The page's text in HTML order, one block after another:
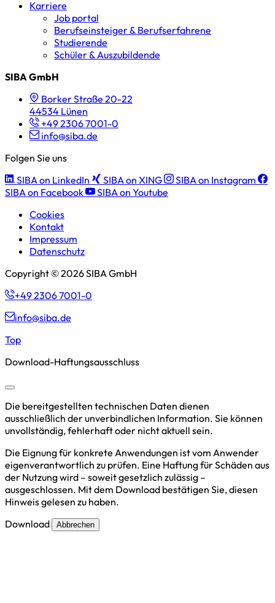
Karriere
Job portal
Berufseinsteiger & Berufserfahrene
Studierende
Schüler & Auszubildende
SIBA GmbH
Borker Straße 20-22
44534 Lünen
+49 2306 7001-0
info@siba.de
Folgen Sie uns
SIBA on LinkedIn
SIBA on XING
SIBA on Instagram
SIBA on Facebook
SIBA on Youtube
Cookies
Kontakt
Impressum
Datenschutz
Copyright © 2026 SIBA GmbH
+49 2306 7001-0
info@siba.de
Top
Download-Haftungsausschluss
Die bereitgestellten technischen Daten dienen
ausschließlich der unverbindlichen Information. Sie können
unvollständig, fehlerhaft oder nicht aktuell sein.
Die Eignung für konkrete Anwendungen ist vom Anwender
eigenverantwortlich zu prüfen. Eine Haftung für Schäden aus
der Nutzung wird – soweit gesetzlich zulässig –
ausgeschlossen. Mit dem Download bestätigen Sie, diesen
Hinweis gelesen zu haben.
Download
Abbrechen